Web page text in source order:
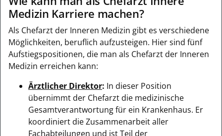
Medizin Karriere machen?
Als Chefarzt der Inneren Medizin gibt es verschiedene
Möglichkeiten, beruflich aufzusteigen. Hier sind fünf
Aufstiegspositionen, die man als Chefarzt der Inneren
Medizin erreichen kann:
Ärztlicher Direktor: In dieser Position
übernimmt der Chefarzt die medizinische
Gesamtverantwortung für ein Krankenhaus. Er
koordiniert die Zusammenarbeit aller
Fachabteilungen und ist Teil der